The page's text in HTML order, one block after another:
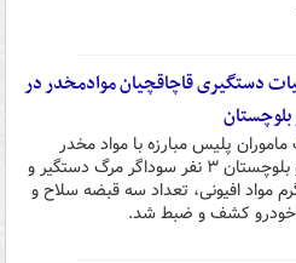
دستگیری قاچاقچیان موادمخدر در
پلیس مبارزه با مواد مخدر
سیستان و بلوچستان ۳ نفر سوداگر مرگ دستگیر و
مواد افیونی، تعداد سه قبضه سلاح و